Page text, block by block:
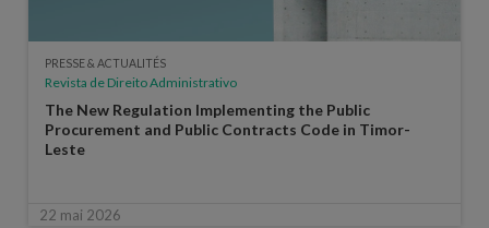
PRESSE & ACTUALITÉS
Revista de Direito Administrativo
The New Regulation Implementing the Public
Procurement and Public Contracts Code in Timor-
Leste
22 mai 2026